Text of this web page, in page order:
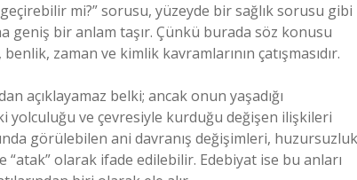
mi?” sorusu, yüzeyde bir sağlık sorusu gibi
geniş bir anlam taşır. Çünkü burada söz konusu
zaman ve kimlik kavramlarının çatışmasıdır.
açıklayamaz belki; ancak onun yaşadığı
yolculuğu ve çevresiyle kurduğu değişen ilişkileri
görülebilen ani davranış değişimleri,
olarak ifade edilebilir. Edebiyat ise bu anları